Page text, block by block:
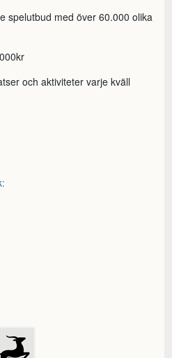
spelutbud med över 60.000 olika
och aktiviteter varje kväll